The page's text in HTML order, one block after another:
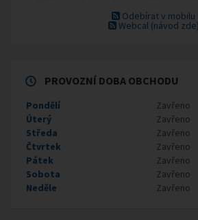
Odebírat v mobilu
Webcal (návod zde)
PROVOZNÍ DOBA OBCHODU
Pondělí
Zavřeno
Úterý
Zavřeno
Středa
Zavřeno
Čtvrtek
Zavřeno
Pátek
Zavřeno
Sobota
Zavřeno
Neděle
Zavřeno